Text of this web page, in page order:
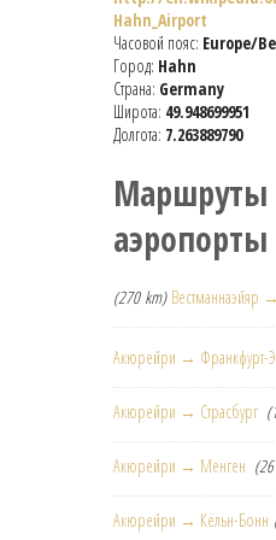
Hahn_Airport
Часовой пояс: Europe/
Город: Hahn
Страна: Germany
Широта: 49.948699951
Долгота: 7.263889790
Маршруты
аэропорты
(270 km) Вестманнаэйяр
Акюрейри → Франкфурт-
Акюрейри → Страсбург
Акюрейри → Менген
Акюрейри → Кёльн-Бонн